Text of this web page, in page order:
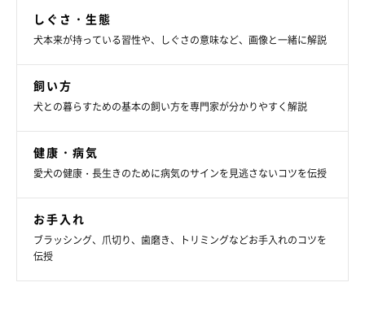
しぐさ・生態
犬本来が持っている習性や、しぐさの意味など、画像と一緒に解説
飼い方
犬との暮らすための基本の飼い方を専門家が分かりやすく解説
健康・病気
愛犬の健康・長生きのために病気のサインを見逃さないコツを伝授
お手入れ
ブラッシング、爪切り、歯磨き、トリミングなどお手入れのコツを
伝授